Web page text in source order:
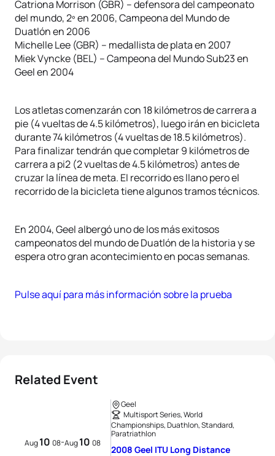
Catriona Morrison (GBR) – defensora del campeonato
del mundo, 2º en 2006, Campeona del Mundo de
Duatlón en 2006
Michelle Lee (GBR) – medallista de plata en 2007
Miek Vyncke (BEL) – Campeona del Mundo Sub23 en
Geel en 2004
Los atletas comenzarán con 18 kilómetros de carrera a
pie (4 vueltas de 4.5 kilómetros), luego irán en bicicleta
durante 74 kilómetros (4 vueltas de 18.5 kilómetros).
Para finalizar tendrán que completar 9 kilómetros de
carrera a pi2 (2 vueltas de 4.5 kilómetros) antes de
cruzar la línea de meta. El recorrido es llano pero el
recorrido de la bicicleta tiene algunos tramos técnicos.
En 2004, Geel albergó uno de los más exitosos
campeonatos del mundo de Duatlón de la historia y se
espera otro gran acontecimiento en pocas semanas.
Pulse aquí para más información sobre la prueba
Related Event
Aug10 08-Aug10 08
Geel
Multisport Series, World
Championships, Duathlon, Standard,
Paratriathlon
2008 Geel ITU Long Distance